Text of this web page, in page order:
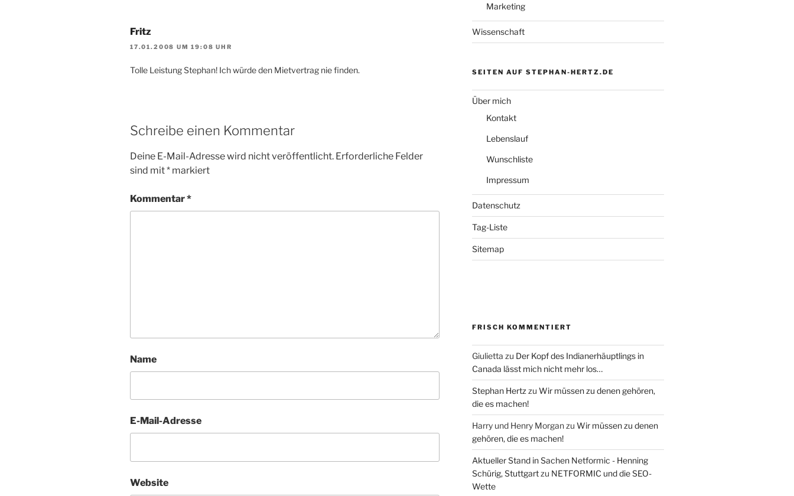
Fritz
17.01.2008 UM 19:08 UHR
Tolle Leistung Stephan! Ich würde den Mietvertrag nie finden.
Schreibe einen Kommentar
Deine E-Mail-Adresse wird nicht veröffentlicht. Erforderliche Felder
sind mit* markiert
Kommentar*
Name
E-Mail-Adresse
Website
Marketing
Wissenschaft
SEITEN AUF STEPHAN-HERTZ.DE
Über mich
Kontakt
Lebenslauf
Wunschliste
Impressum
Datenschutz
Tag-Liste
Sitemap
FRISCH KOMMENTIERT
Giulietta zu Der Kopf des Indianerhäuptlings in
Canada lässt mich nicht mehr los…
Stephan Hertz zu Wir müssen zu denen gehören,
die es machen!
Harry und Henry Morganzu Wir müssen zu denen
gehören, die es machen!
Aktueller Stand in Sachen Netformic - Henning
Schürig, Stuttgartzu NETFORMIC und die SEO-
Wette